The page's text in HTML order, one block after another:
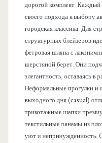
дорогой комплект.
своего подхода к выбору
городская классика. Для
структурных блейзеров
фетровая шляпа с
шерстяной берет. Они
элегантность, оставаясь в
Неформальные прогулки и
выходного дня (casual)
трикотажные шапки
текстильные панамы из
уют и непринужденность.